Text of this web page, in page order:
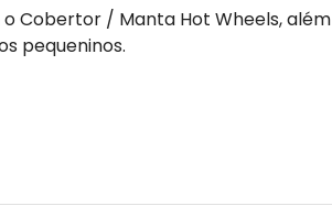
o Cobertor / Manta Hot Wheels,
pequeninos.